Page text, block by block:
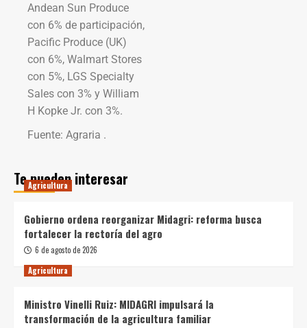
Andean Sun Produce
con 6% de participación,
Pacific Produce (UK)
con 6%, Walmart Stores
con 5%, LGS Specialty
Sales con 3% y William
H Kopke Jr. con 3%.
Fuente: Agraria .
Te pueden interesar
Agricultura
Gobierno ordena reorganizar Midagri: reforma busca
fortalecer la rectoría del agro
6 de agosto de 2026
Agricultura
Ministro Vinelli Ruiz: MIDAGRI impulsará la
transformación de la agricultura familiar